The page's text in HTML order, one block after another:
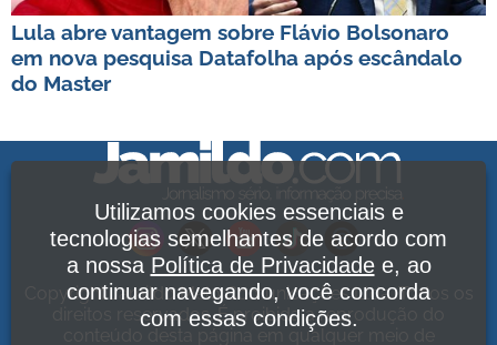
Lula abre vantagem sobre Flávio Bolsonaro
em nova pesquisa Datafolha após escândalo
do Master
Copyright Jamildo Melo Comunicações Ltda. Todos os
direitos reservados. É proibida a reprodução do
conteúdo desta página em qualquer meio de
Utilizamos cookies essenciais e
tecnologias semelhantes de acordo com
a nossa Política de Privacidadee, ao
continuar navegando, você concorda
com essas condições.